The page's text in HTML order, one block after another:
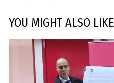
YOU MIGHT ALSO LIKE